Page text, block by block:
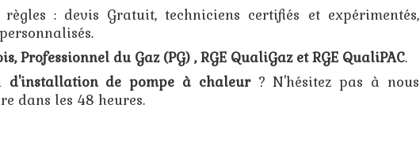
: devis Gratuit, techniciens certifiés et expérimentés,
Professionnel du Gaz (PG) , RGE QualiGaz et RGE QualiPAC.
d'installation de pompe à chaleur? N'hésitez pas à nous
dans les 48 heures.